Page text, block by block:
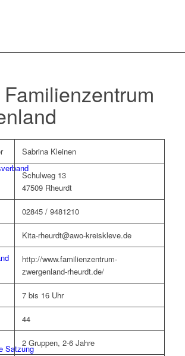
Satzung
Sabrina Kleinen
Schulweg 13
47509 Rheurdt
02845 / 9481210
Kita-rheurdt@awo-kreiskleve.de
http://www.familienzentrum-
zwergenland-rheurdt.de/
7 bis 16 Uhr
44
2 Gruppen, 2-6 Jahre